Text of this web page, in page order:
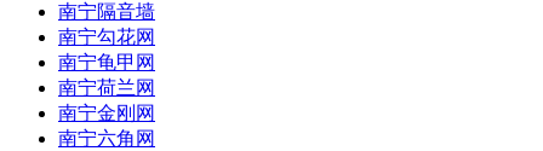
南宁隔音墙
南宁勾花网
南宁龟甲网
南宁荷兰网
南宁金刚网
南宁六角网